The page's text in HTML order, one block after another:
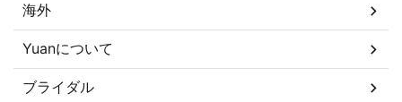
海外
Yuanについて
ブライダル